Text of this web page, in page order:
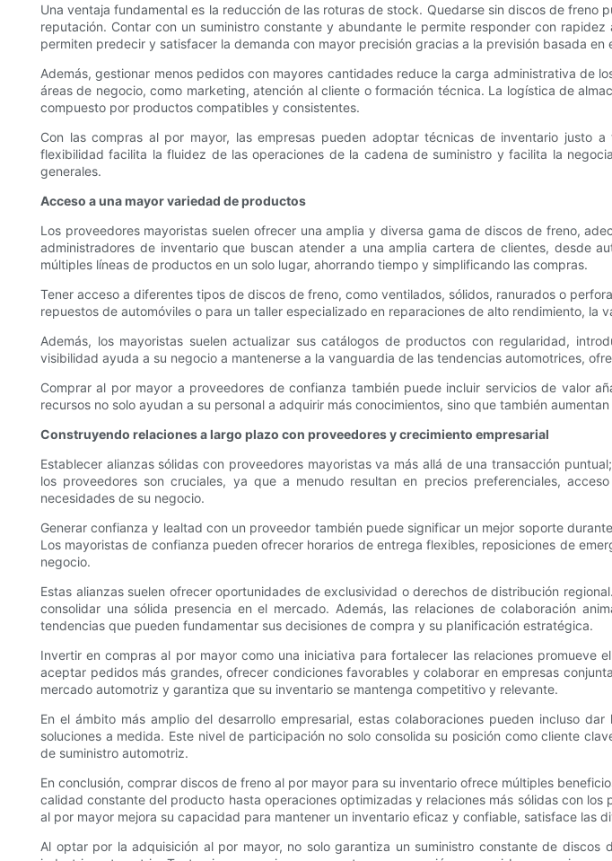
Una ventaja fundamental es la reducción de las roturas de stock. Quedarse sin discos de
reputación. Contar con un suministro constante y abundante le permite responder con
permiten predecir y satisfacer la demanda con mayor precisión gracias a la previsión basada en
Además, gestionar menos pedidos con mayores cantidades reduce la carga administrativa de
áreas de negocio, como marketing, atención al cliente o formación técnica. La logística de
compuesto por productos compatibles y consistentes.
Con las compras al por mayor, las empresas pueden adoptar técnicas de inventario justo
flexibilidad facilita la fluidez de las operaciones de la cadena de suministro y facilita la
generales.
Acceso a una mayor variedad de productos
Los proveedores mayoristas suelen ofrecer una amplia y diversa gama de discos de freno,
administradores de inventario que buscan atender a una amplia cartera de clientes, desde
múltiples líneas de productos en un solo lugar, ahorrando tiempo y simplificando las compras.
Tener acceso a diferentes tipos de discos de freno, como ventilados, sólidos, ranurados o
repuestos de automóviles o para un taller especializado en reparaciones de alto rendimiento,
Además, los mayoristas suelen actualizar sus catálogos de productos con regularidad,
visibilidad ayuda a su negocio a mantenerse a la vanguardia de las tendencias automotrices,
Comprar al por mayor a proveedores de confianza también puede incluir servicios de valor
recursos no solo ayudan a su personal a adquirir más conocimientos, sino que también
Construyendo relaciones a largo plazo con proveedores y crecimiento empresarial
Establecer alianzas sólidas con proveedores mayoristas va más allá de una transacción
los proveedores son cruciales, ya que a menudo resultan en precios preferenciales,
necesidades de su negocio.
Generar confianza y lealtad con un proveedor también puede significar un mejor soporte
Los mayoristas de confianza pueden ofrecer horarios de entrega flexibles, reposiciones de
negocio.
Estas alianzas suelen ofrecer oportunidades de exclusividad o derechos de distribución
consolidar una sólida presencia en el mercado. Además, las relaciones de colaboración
tendencias que pueden fundamentar sus decisiones de compra y su planificación estratégica.
Invertir en compras al por mayor como una iniciativa para fortalecer las relaciones
aceptar pedidos más grandes, ofrecer condiciones favorables y colaborar en empresas
mercado automotriz y garantiza que su inventario se mantenga competitivo y relevante.
En el ámbito más amplio del desarrollo empresarial, estas colaboraciones pueden incluso
soluciones a medida. Este nivel de participación no solo consolida su posición como cliente
de suministro automotriz.
En conclusión, comprar discos de freno al por mayor para su inventario ofrece múltiples
calidad constante del producto hasta operaciones optimizadas y relaciones más sólidas con
al por mayor mejora su capacidad para mantener un inventario eficaz y confiable, satisface las
Al optar por la adquisición al por mayor, no solo garantiza un suministro constante de